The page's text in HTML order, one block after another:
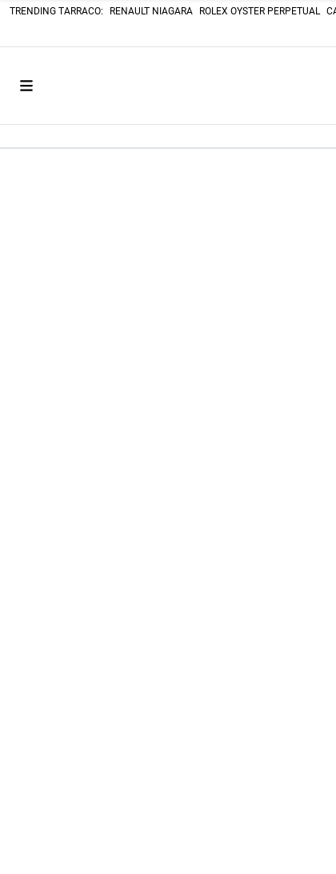
TRENDING TARRACO: RENAULT NIAGARA ROLEX OYSTER PERPETUAL